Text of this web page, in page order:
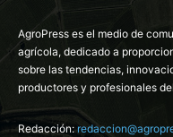
AgroPress es el medio de
agrícola, dedicado a
sobre las tendencias,
productores y profesionales
Redacción: